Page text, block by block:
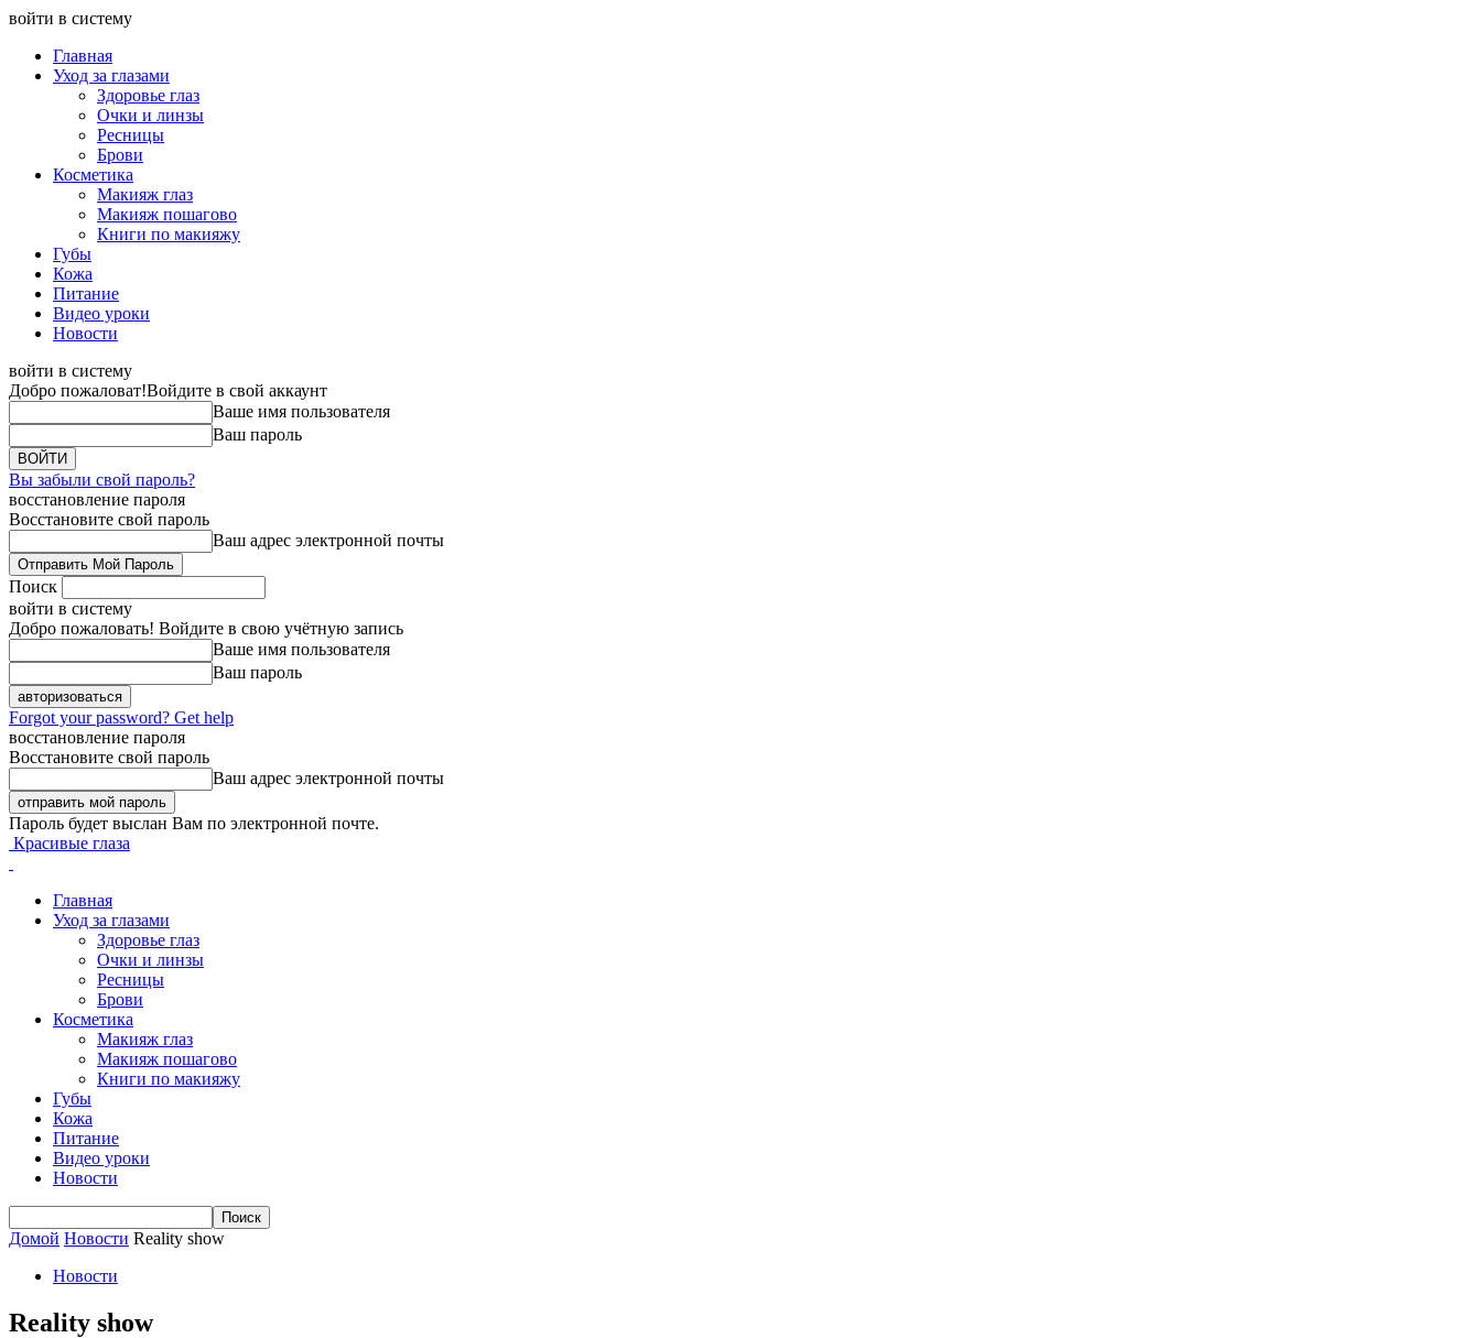
войти в систему
Главная
Уход за глазами
Здоровье глаз
Очки и линзы
Ресницы
Брови
Косметика
Макияж глаз
Макияж пошагово
Книги по макияжу
Губы
Кожа
Питание
Видео уроки
Новости
войти в систему
Добро пожаловат!Войдите в свой аккаунт
Ваше имя пользователя
Ваш пароль
Вы забыли свой пароль?
восстановление пароля
Восстановите свой пароль
Ваш адрес электронной почты
Поиск
войти в систему
Добро пожаловать! Войдите в свою учётную запись
Ваше имя пользователя
Ваш пароль
Forgot your password? Get help
восстановление пароля
Восстановите свой пароль
Ваш адрес электронной почты
Пароль будет выслан Вам по электронной почте.
Красивые глаза
Главная
Уход за глазами
Здоровье глаз
Очки и линзы
Ресницы
Брови
Косметика
Макияж глаз
Макияж пошагово
Книги по макияжу
Губы
Кожа
Питание
Видео уроки
Новости
Домой Новости Reality show
Новости
Reality show